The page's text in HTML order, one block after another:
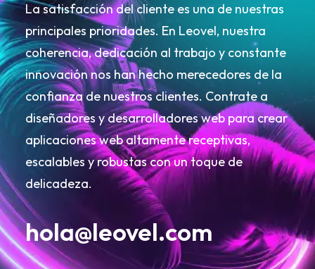
La satisfacción del cliente es una de nuestras
principales prioridades. En Leovel, nuestra
coherencia, dedicación al trabajo y constante
innovación nos han hecho merecedores de la
confianza de nuestros clientes. Contrate a
diseñadores y desarrolladores web para crear
aplicaciones web altamente receptivas,
escalables y robustas con un toque de
delicadeza.
hola@leovel.com